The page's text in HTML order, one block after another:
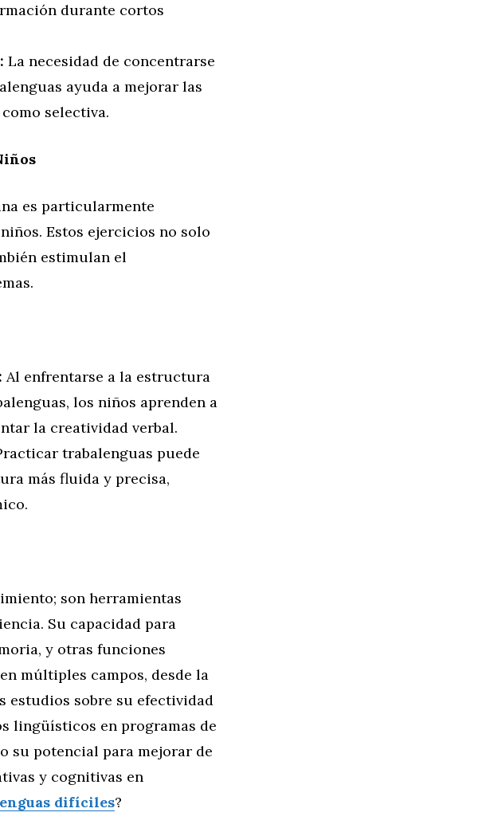
durante cortos
La necesidad de concentrarse
ayuda a mejorar las
selectiva.
es particularmente
Estos ejercicios no solo
estimulan el
Al enfrentarse a la estructura
los niños aprenden a
la creatividad verbal.
trabalenguas puede
más fluida y precisa,
son herramientas
Su capacidad para
y otras funciones
múltiples campos, desde la
estudios sobre su efectividad
lingüísticos en programas de
su potencial para mejorar de
y cognitivas en
difíciles?